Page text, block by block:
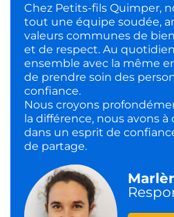
Chez Petits-fils Quimper,
tout une équipe soudée,
valeurs communes de
et de respect. Au
ensemble avec la même
de prendre soin des
confiance.
Nous croyons
la différence, nous avons
dans un esprit de
de partage.